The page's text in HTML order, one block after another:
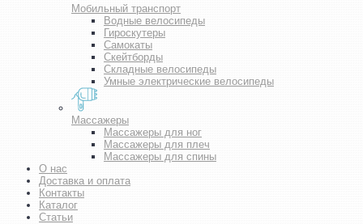
Мобильный транспорт
Водные велосипеды
Гироскутеры
Самокаты
Скейтборды
Складные велосипеды
Умные электрические велосипеды
Массажеры
Массажеры для ног
Массажеры для плеч
Массажеры для спины
О нас
Доставка и оплата
Контакты
Каталог
Статьи